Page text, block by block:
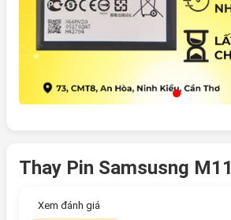
Thay Pin Samsusng M11
Xem đánh giá